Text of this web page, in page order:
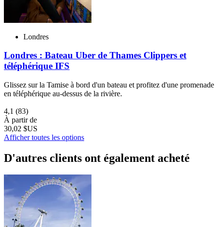
Londres
Londres : Bateau Uber de Thames Clippers et
téléphérique IFS
Glissez sur la Tamise à bord d'un bateau et profitez d'une promenade
en téléphérique au-dessus de la rivière.
4,1 (83)
À partir de
30,02 $US
Afficher toutes les options
D'autres clients ont également acheté